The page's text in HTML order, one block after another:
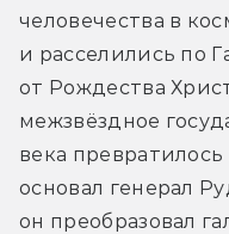
человечества в
и расселились по
от Рождества
межзвёздное
века превратилось
основал генерал
он преобразовал